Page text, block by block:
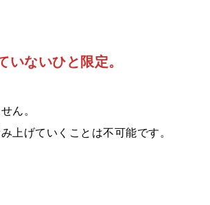
いないひと限定。
ん。
上げていくことは不可能です。